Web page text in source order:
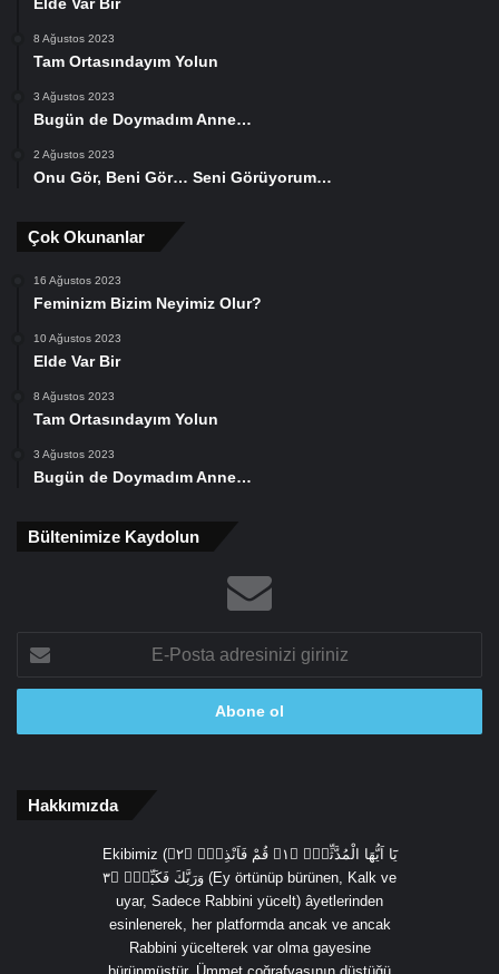
8 Ağustos 2023
Tam Ortasındayım Yolun
3 Ağustos 2023
Bugün de Doymadım Anne…
2 Ağustos 2023
Onu Gör, Beni Gör… Seni Görüyorum…
Çok Okunanlar
16 Ağustos 2023
Feminizm Bizim Neyimiz Olur?
10 Ağustos 2023
Elde Var Bir
8 Ağustos 2023
Tam Ortasındayım Yolun
3 Ağustos 2023
Bugün de Doymadım Anne…
Bültenimize Kaydolun
Posta
adresinizi
Hakkımızda
Ekibimiz (يَٓا اَيُّهَا الْمُدَّثِّرُۙ ﴿١﴾ قُمْ فَاَنْذِرْۙ ﴿٢﴾
وَرَبَّكَ فَكَبِّرْۙ ﴿٣ (Ey örtünüp bürünen, Kalk ve
uyar, Sadece Rabbini yücelt) âyetlerinden
esinlenerek, her platformda ancak ve ancak
Rabbini yücelterek var olma gayesine